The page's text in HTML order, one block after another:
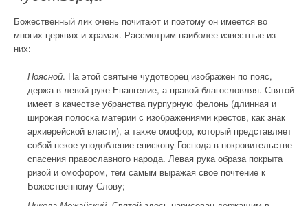
Божественный лик очень почитают и поэтому он имеется во
многих церквях и храмах. Рассмотрим наиболее известные из
них:
Поясной. На этой святыне чудотворец изображен по пояс,
держа в левой руке Евангелие, а правой благословляя. Святой
имеет в качестве убранства пурпурную фелонь (длинная и
широкая полоска материи с изображениями крестов, как знак
архиерейской власти), а также омофор, который представляет
собой некое уподобление епископу Господа в покровительстве
спасения православного народа. Левая рука образа покрыта
ризой и омофором, тем самым выражая свое почтение к
Божественному Слову;